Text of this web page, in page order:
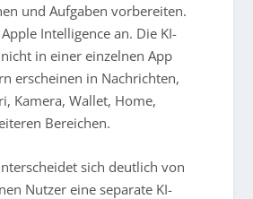
und Aufgaben vorbereiten.
Intelligence an. Die KI-
in einer einzelnen App
erscheinen in Nachrichten,
Kamera, Wallet, Home,
Bereichen.
sich deutlich von
Nutzer eine separate KI-